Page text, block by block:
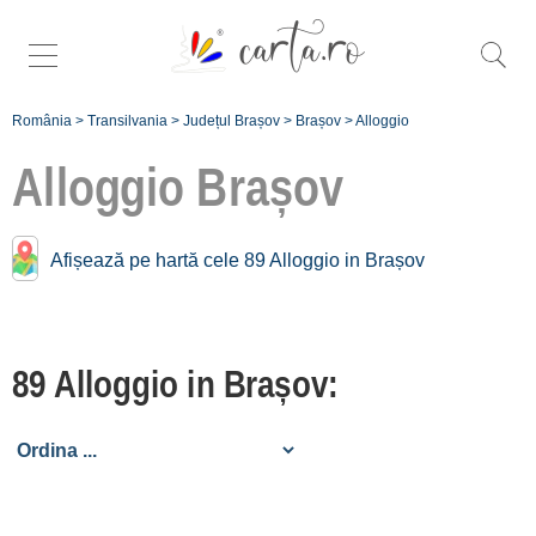
România > Transilvania > Județul Brașov > Brașov >Alloggio
Alloggio Brașov
Afișează pe hartă cele 89 Alloggio in Brașov
89 Alloggio in Brașov:
Trova più specifiche
alloggio a
alloggi]
Alloggio vicino a